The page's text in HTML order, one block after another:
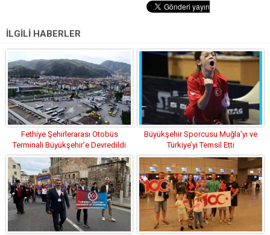
İLGİLİ HABERLER
Fethiye Şehirlerarası Otobüs
Terminali Büyükşehir’e Devredildi
Büyükşehir Sporcusu Muğla’yı ve
Türkiye’yi Temsil Etti